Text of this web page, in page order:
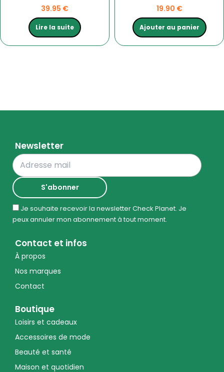
39.95 €
Lire la suite
19.90 €
Ajouter au panier
Boutique
Loisirs et cadeaux
Accessoires de mode
Beauté et santé
Maison et quotidien
Contact et infos
À propos
Nos marques
Contact
Newsletter
Je souhaite recevoir la newsletter Check Planet. Je
peux annuler mon abonnement à tout moment.